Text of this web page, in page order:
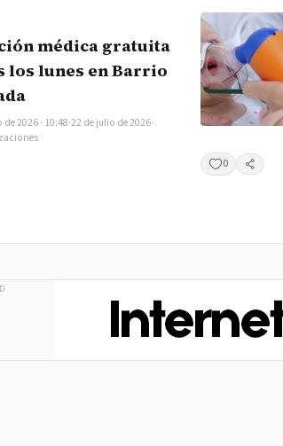
médica gratuita
los lunes en Barrio
2026 · 10:48·22 de julio de 2026·
0
Compartir